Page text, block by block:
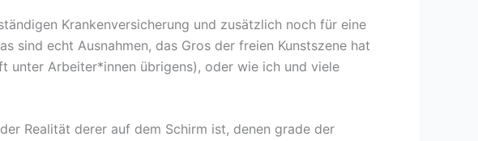
Krankenversicherung und zusätzlich noch für eine
sind echt Ausnahmen, das Gros der freien Kunstszene hat
unter Arbeiter*innen übrigens), oder wie ich und viele
Realität derer auf dem Schirm ist, denen grade der